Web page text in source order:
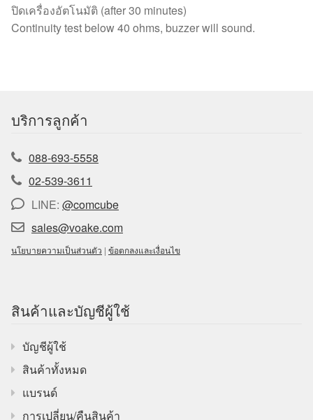
ปิดเครื่องอัตโนมัติ (after 30 minutes)
Continuity test below 40 ohms, buzzer will sound.
บริการลูกค้า
088-693-5558
02-539-3611
LINE: @comcube
sales@voake.com
นโยบายความเป็นส่วนตัว | ข้อตกลงและเงื่อนไข
สินค้าและบัญชีผู้ใช้
บัญชีผู้ใช้
สินค้าทั้งหมด
แบรนด์
การเปลี่ยน/คืนสินค้า